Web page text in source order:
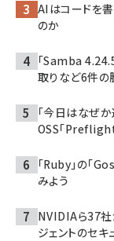
AIはコードを書
のか
「Samba
取りなど6件
「今日はなぜ
OSS「
「Ruby」の「
みよう
NVIDIAら37社
ジェントのセ